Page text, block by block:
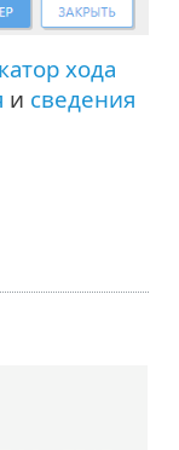
хода
и сведения